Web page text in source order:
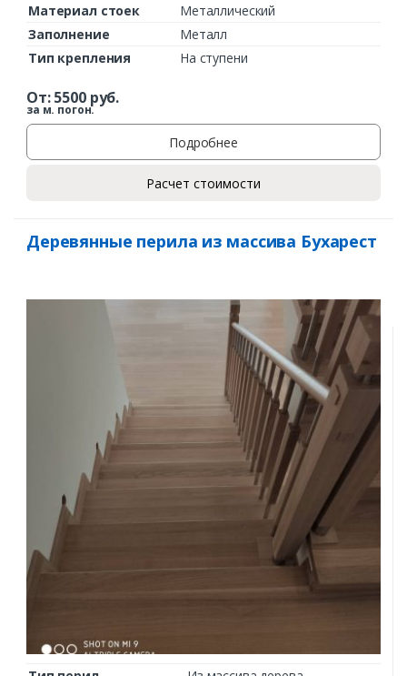
Материал стоек
Металлический
Заполнение
Металл
Тип крепления
На ступени
От:5500руб.
за м. погон.
Подробнее
Расчет стоимости
Деревянные перила из массива Бухарест